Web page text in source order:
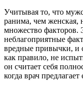
Учитывая то, что
ранима, чем женская,
множество факторов.
неблагоприятные
вредные привычки, и
как правило, не
он считает себя
когда врач